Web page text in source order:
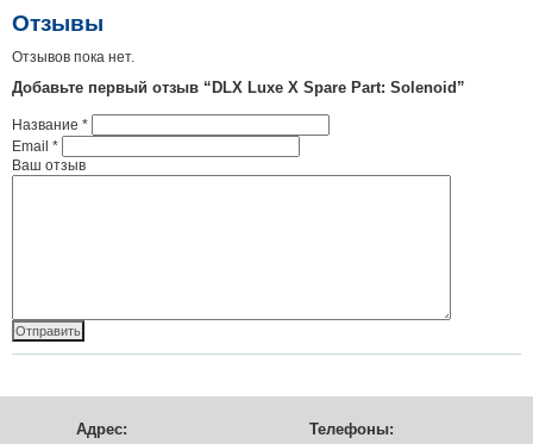
Отзывы
Отзывов пока нет.
Добавьте первый отзыв “DLX Luxe X Spare Part: Solenoid”
Название *
Email *
Ваш отзыв
Адрес: Телефоны: